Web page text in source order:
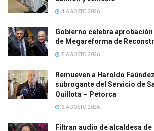
4 AGOSTO 2026
Gobierno celebra
de Megareforma de
5 AGOSTO 2026
Remueven a Haroldo
subrogante del Servicio de
Quillota – Petorca
3 AGOSTO 2026
Filtran audio de alcaldesa